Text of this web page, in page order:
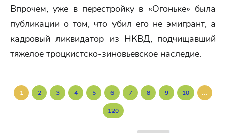
Впрочем, уже в перестройку в «Огоньке» была
публикации о том, что убил его не эмигрант, а
кадровый ликвидатор из НКВД, подчищавший
тяжелое троцкистско-зиновьевское наследие.
1 2 3 4 5 6 7 8 9 10 ...
120